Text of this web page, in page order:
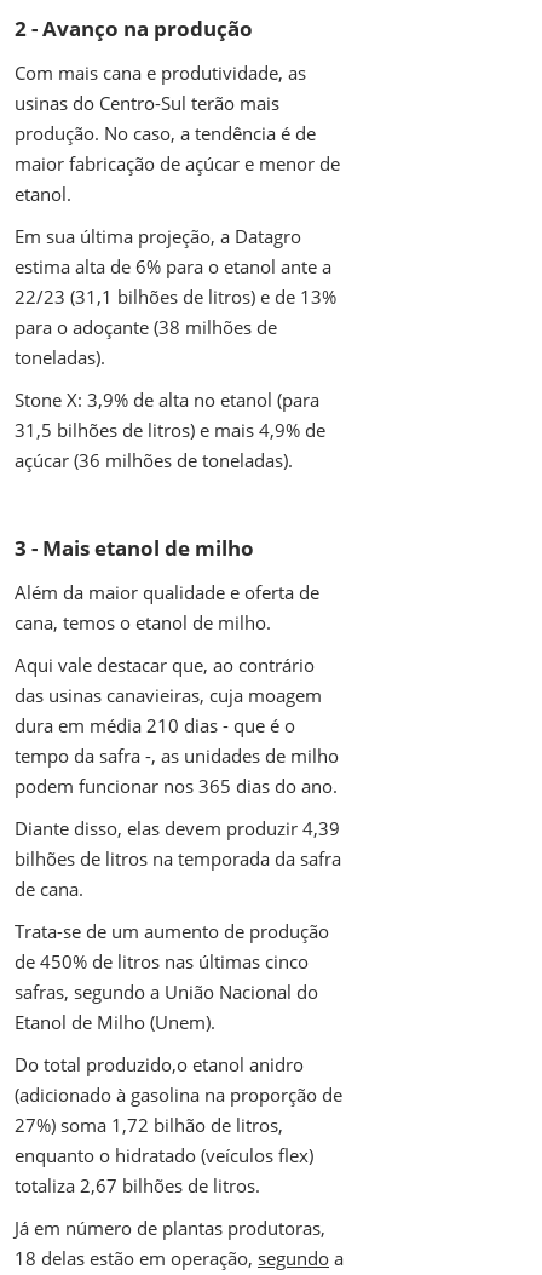
2 - Avanço na produção
Com mais cana e produtividade, as
usinas do Centro-Sul terão mais
produção. No caso, a tendência é de
maior fabricação de açúcar e menor de
etanol.
Em sua última projeção, a Datagro
estima alta de 6% para o etanol ante a
22/23 (31,1 bilhões de litros) e de 13%
para o adoçante (38 milhões de
toneladas).
Stone X: 3,9% de alta no etanol (para
31,5 bilhões de litros) e mais 4,9% de
açúcar (36 milhões de toneladas).
3 - Mais etanol de milho
Além da maior qualidade e oferta de
cana, temos o etanol de milho.
Aqui vale destacar que, ao contrário
das usinas canavieiras, cuja moagem
dura em média 210 dias - que é o
tempo da safra -, as unidades de milho
podem funcionar nos 365 dias do ano.
Diante disso, elas devem produzir 4,39
bilhões de litros na temporada da safra
de cana.
Trata-se de um aumento de produção
de 450% de litros nas últimas cinco
safras, segundo a União Nacional do
Etanol de Milho (Unem).
Do total produzido,o etanol anidro
(adicionado à gasolina na proporção de
27%) soma 1,72 bilhão de litros,
enquanto o hidratado (veículos flex)
totaliza 2,67 bilhões de litros.
Já em número de plantas produtoras,
18 delas estão em operação, segundo a